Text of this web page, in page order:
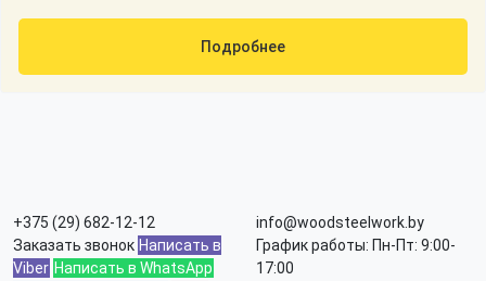
Подробнее
+375 (29) 682-12-12
Заказать звонок Написать в
Viber Написать в WhatsApp
info@woodsteelwork.by
График работы: Пн-Пт: 9:00-
17:00